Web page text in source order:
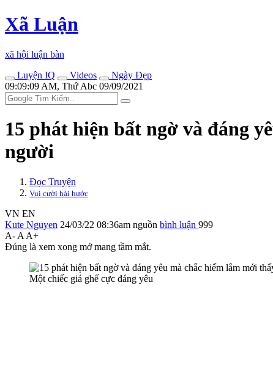
Xã Luận
xã hội luận bàn
Luyện IQ
Videos
Ngày Đẹp
09:09:09 AM, Thứ Abc 09/09/2021
15 phát hiện bất ngờ và đáng
người
Đọc Truyện
Vui cười hài hước
VN EN
Kute Nguyen 24/03/22 08:36am nguồn bình luận 999
A- A A+
Đúng là xem xong mở mang tầm mắt.
Một chiếc giá ghế cực đáng yêu